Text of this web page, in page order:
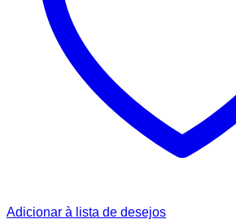
Adicionar à lista de desejos